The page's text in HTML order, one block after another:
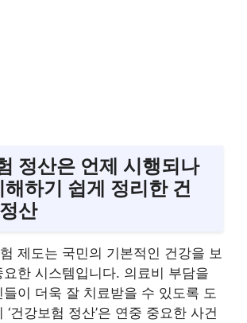
정산은 언제 시행되나
해하기 쉽게 정리한 건
산
제도는 국민의 기본적인 건강을 보
한 시스템입니다. 의료비 부담을
들이 더욱 잘 치료받을 수 있도록 도
‘건강보험 정산’은 연중 중요한 사건